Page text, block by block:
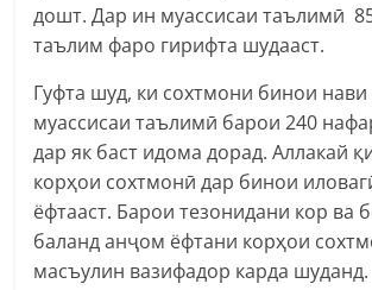
дошт. Дар ин муассисаи таълимӣ
таълим фаро гирифта шудааст.
Гуфта шуд, ки сохтмони бинои нави
муассисаи таълимӣ барои 240
дар як баст идома дорад. Аллакай
корҳои сохтмонӣ дар бинои
ёфтааст. Барои тезонидани кор ва
баланд анҷом ёфтани корҳои
масъулин вазифадор карда шуданд.